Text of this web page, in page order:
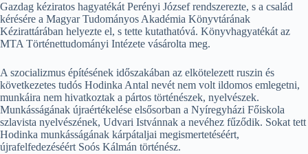
Gazdag kéziratos hagyatékát Perényi József rendszerezte, s a család
kérésére a Magyar Tudományos Akadémia Könyvtárának
Kézirattárában helyezte el, s tette kutathatóvá. Könyvhagyatékát az
MTA Történettudományi Intézete vásárolta meg.
A szocializmus építésének időszakában az elkötelezett ruszin és
következetes tudós Hodinka Antal nevét nem volt ildomos emlegetni,
munkáira nem hivatkoztak a pártos történészek, nyelvészek.
Munkásságának újraértékelése elsősorban a Nyíregyházi Főiskola
szlavista nyelvészének, Udvari Istvánnak a nevéhez fűződik. Sokat tett
Hodinka munkásságának kárpátaljai megismertetéséért,
újrafelfedezéséért Soós Kálmán történész.